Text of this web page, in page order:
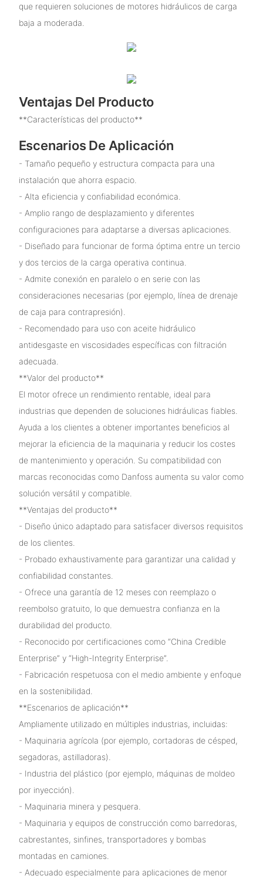
que requieren soluciones de motores hidráulicos de carga
baja a moderada.
Ventajas Del Producto
**Características del producto**
Escenarios De Aplicación
- Tamaño pequeño y estructura compacta para una
instalación que ahorra espacio.
- Alta eficiencia y confiabilidad económica.
- Amplio rango de desplazamiento y diferentes
configuraciones para adaptarse a diversas aplicaciones.
- Diseñado para funcionar de forma óptima entre un tercio
y dos tercios de la carga operativa continua.
- Admite conexión en paralelo o en serie con las
consideraciones necesarias (por ejemplo, línea de drenaje
de caja para contrapresión).
- Recomendado para uso con aceite hidráulico
antidesgaste en viscosidades específicas con filtración
adecuada.
**Valor del producto**
El motor ofrece un rendimiento rentable, ideal para
industrias que dependen de soluciones hidráulicas fiables.
Ayuda a los clientes a obtener importantes beneficios al
mejorar la eficiencia de la maquinaria y reducir los costes
de mantenimiento y operación. Su compatibilidad con
marcas reconocidas como Danfoss aumenta su valor como
solución versátil y compatible.
**Ventajas del producto**
- Diseño único adaptado para satisfacer diversos requisitos
de los clientes.
- Probado exhaustivamente para garantizar una calidad y
confiabilidad constantes.
- Ofrece una garantía de 12 meses con reemplazo o
reembolso gratuito, lo que demuestra confianza en la
durabilidad del producto.
- Reconocido por certificaciones como “China Credible
Enterprise” y “High-Integrity Enterprise”.
- Fabricación respetuosa con el medio ambiente y enfoque
en la sostenibilidad.
**Escenarios de aplicación**
Ampliamente utilizado en múltiples industrias, incluidas:
- Maquinaria agrícola (por ejemplo, cortadoras de césped,
segadoras, astilladoras).
- Industria del plástico (por ejemplo, máquinas de moldeo
por inyección).
- Maquinaria minera y pesquera.
- Maquinaria y equipos de construcción como barredoras,
cabrestantes, sinfines, transportadores y bombas
montadas en camiones.
- Adecuado especialmente para aplicaciones de menor